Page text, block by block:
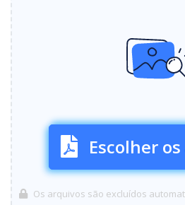
Escolher
Os arquivos são excluídos